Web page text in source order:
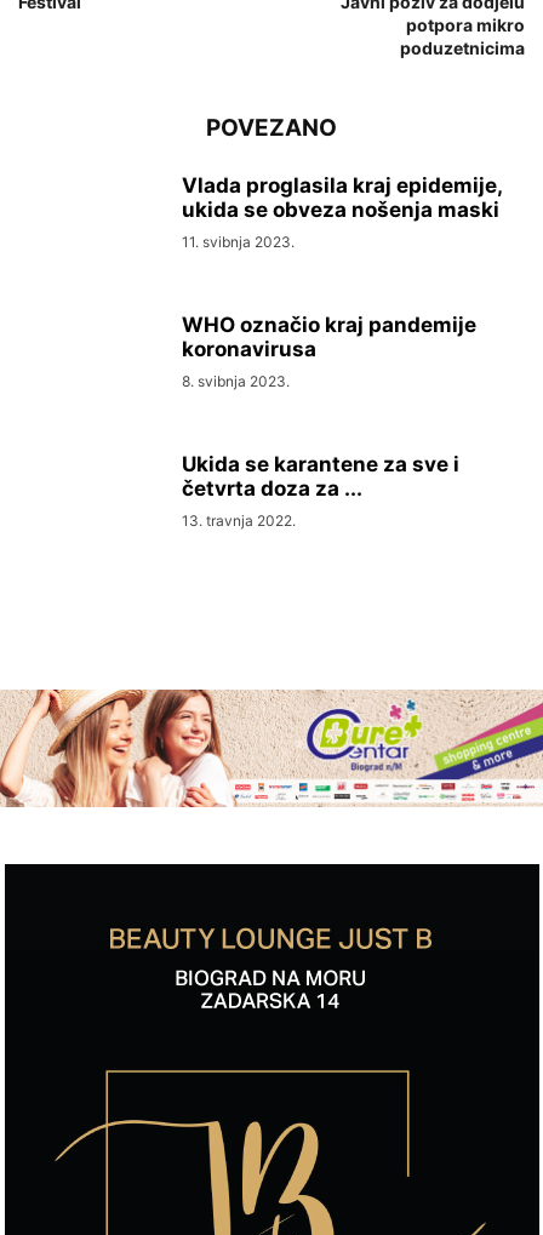
potpora mikro
poduzetnicima
POVEZANO
Vlada proglasila kraj epidemije,
ukida se obveza nošenja maski
11. svibnja 2023.
WHO označio kraj pandemije
koronavirusa
8. svibnja 2023.
Ukida se karantene za sve i
četvrta doza za ...
13. travnja 2022.